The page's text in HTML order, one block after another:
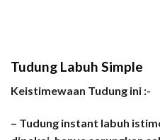
Tudung Labuh Simple
Keistimewaan Tudung ini :-
– Tudung instant labuh